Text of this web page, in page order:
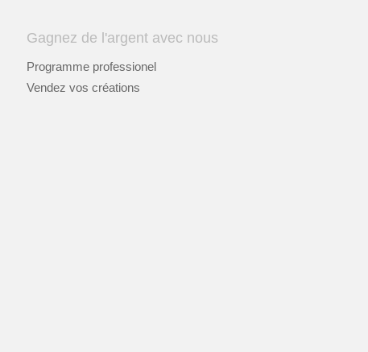
Gagnez de l'argent avec nous
Programme professionel
Vendez vos créations